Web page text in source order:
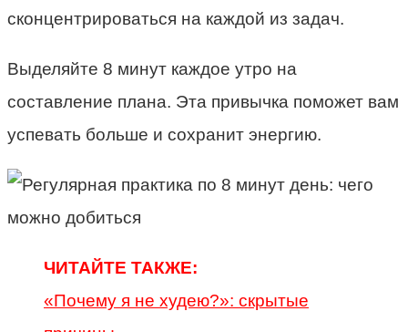
сконцентрироваться на каждой из задач.
Выделяйте 8 минут каждое утро на
составление плана. Эта привычка поможет вам
успевать больше и сохранит энергию.
ЧИТАЙТЕ ТАКЖЕ:
«Почему я не худею?»: скрытые